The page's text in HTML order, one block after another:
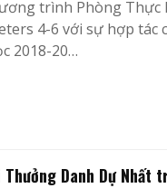
trình Phòng
4-6 với sự hợp tác
2018-20…
Danh Dự Nhất